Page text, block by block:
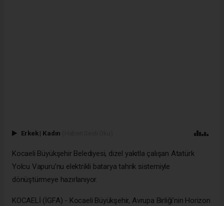
Erkek | Kadın
Kocaeli Büyükşehir Belediyesi, dizel yakıtla çalışan Atatürk
Yolcu Vapuru’nu elektrikli batarya tahrik sistemiyle
dönüştürmeye hazırlanıyor.
KOCAELİ (İGFA) - Kocaeli Büyükşehir, Avrupa Birliği’nin Horizon